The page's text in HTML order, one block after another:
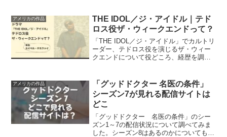
アメリカの作品
THE IDOL／ジ・アイドル｜テド
ロス役ザ・ウィークエンドって？
「THE IDOL／ジ・アイドル」でカルトリ
ーダー、テドロス役を演じるザ・ウィー
クエンドについて役どころ、経歴を調べ
アメリカの作品
「グッドドクター 名医の条件」
シーズン7が見れる配信サイトは
どこ
「グッドドクター 名医の条件」のシー
ズン1～7の配信状況について調べてみま
した。シーズン8はあるのかについてもご